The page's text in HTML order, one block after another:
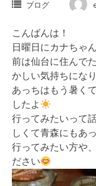
ブログ
こんばんは！
日曜日にカナちゃ
前は仙台に住んで
かしい気持ちにな
あっちはもう暑く
したよ
行ってみたいって
しくて青森にもあ
行ってみたい方や
ださい